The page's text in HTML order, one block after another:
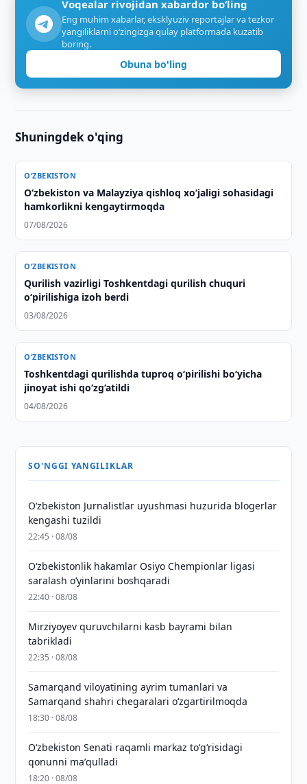
Voqealar rivojidan xabardor bo‘ling
Eng muhim xabarlar, eksklyuziv reportajlar va tezkor
yangiliklarni o‘zingizga qulay platformada kuzatib
boring.
Obuna bo'ling
Shuningdek o'qing
O‘ZBEKISTON
Oʻzbekiston va Malayziya qishloq xoʻjaligi sohasidagi
hamkorlikni kengaytirmoqda
07/08/2026
O‘ZBEKISTON
Qurilish vazirligi Toshkentdagi qurilish chuquri
o‘pirilishiga izoh berdi
03/08/2026
O‘ZBEKISTON
Toshkentdagi qurilishda tuproq o‘pirilishi bo‘yicha
jinoyat ishi qo‘zg‘atildi
04/08/2026
SO'NGGI YANGILIKLAR
O‘zbekiston Jurnalistlar uyushmasi huzurida blogerlar
kengashi tuzildi
22:45 · 08/08
O‘zbekistonlik hakamlar Osiyo Chempionlar ligasi
saralash o‘yinlarini boshqaradi
22:40 · 08/08
Mirziyoyev quruvchilarni kasb bayrami bilan
tabrikladi
22:35 · 08/08
Samarqand viloyatining ayrim tumanlari va
Samarqand shahri chegaralari oʻzgartirilmoqda
18:30 · 08/08
Oʻzbekiston Senati raqamli markaz toʻgʻrisidagi
qonunni maʼqulladi
18:20 · 08/08